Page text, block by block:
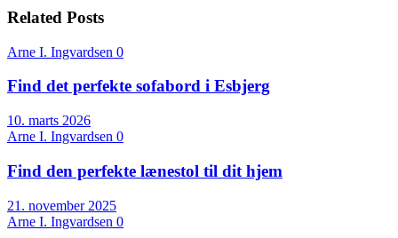
Related Posts
Arne I. Ingvardsen 0
Find det perfekte sofabord i Esbjerg
10. marts 2026
Arne I. Ingvardsen 0
Find den perfekte lænestol til dit hjem
21. november 2025
Arne I. Ingvardsen 0